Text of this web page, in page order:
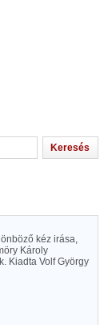
kéz irása,
Károly
Kiadta Volf György